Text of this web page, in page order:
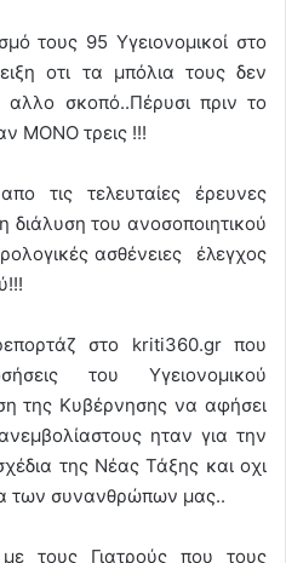
τους 95 Υγειονομικοί στο
οτι τα μπόλια τους δεν
αλλο σκοπό..Πέρυσι πριν το
ΜΟΝΟ τρεις !!!
τις τελευταίες έρευνες
διάλυση του ανοσοποιητικού
ασθένειες έλεγχος
στο kriti360.gr που
του Υγειονομικού
της Κυβέρνησης να αφήσει
ηταν για την
της Νέας Τάξης και οχι
των συνανθρώπων μας..
τους Γιατρούς που τους